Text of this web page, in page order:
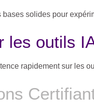
bases solides pour
les outils
rapidement sur les